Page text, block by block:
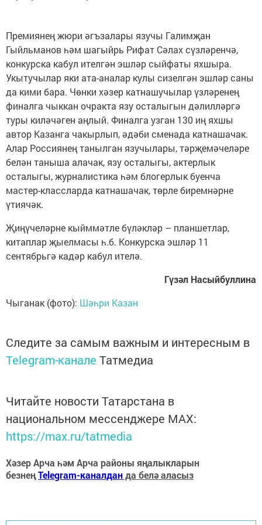
Премиянең жюри әгъзалары язучы Галимҗан
Гыйльманов һәм шагыйрь Рифат Сәлах сүзләренчә,
конкурска кабул ителгән эшләр сыйфаты яхшыра.
Укытучылар яки ата-аналар кулы сизелгән эшләр саны
да кими бара. Чөнки хәзер катнашучылар үзләренең
финалга чыккан очракта язу осталыгын дәлилләргә
туры киләчәген аңлый. Финалга узган 130 иң яхшы
автор Казанга чакырлып, әдәби сменада катнашачак.
Алар Россиянең танылган язучылары, тәрҗемәчеләре
белән таныша алачак, язу осталыгы, актерлык
осталыгы, журналистика һәм блогерлык буенча
мастер-классларда катнашачак, төрле биремнәрне
үтиячәк.
Җиңүчеләрне кыйммәтле бүләкләр – планшетлар,
китаплар җыелмасы һ.б. Конкурска эшләр 11
сентябрьгә кадәр кабул ителә.
Гүзәл Насыйбуллина
Чыганак (фото): Шәһри Казан
Следите за самым важным и интересным в
Telegram-канале Татмедиа
Читайте новости Татарстана в
национальном мессенджере MАХ:
https://max.ru/tatmedia
Хәзер Арча һәм Арча районы яңалыкларын
безнеңTelegram-каналданда белә аласыз